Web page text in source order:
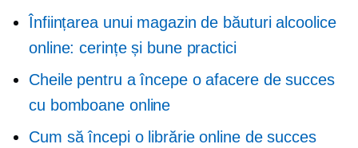
Înființarea unui magazin de băuturi alcoolice
online: cerințe și bune practici
Cheile pentru a începe o afacere de succes
cu bomboane online
Cum să începi o librărie online de succes